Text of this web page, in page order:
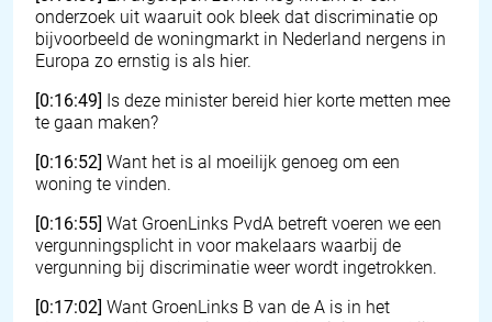
onderzoek uit waaruit ook bleek dat discriminatie op
bijvoorbeeld de woningmarkt in Nederland nergens in
Europa zo ernstig is als hier.
[0:16:49] Is deze minister bereid hier korte metten mee
te gaan maken?
[0:16:52] Want het is al moeilijk genoeg om een
woning te vinden.
[0:16:55] Wat GroenLinks PvdA betreft voeren we een
vergunningsplicht in voor makelaars waarbij de
vergunning bij discriminatie weer wordt ingetrokken.
[0:17:02] Want GroenLinks B van de A is in het